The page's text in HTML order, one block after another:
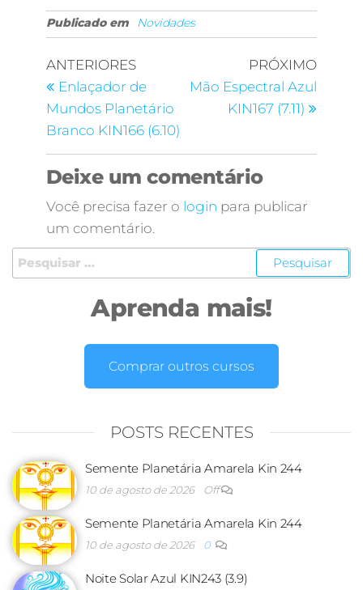
Publicado em Novidades
ANTERIORES
Enlaçador de
Mundos Planetário
Branco KIN166 (6.10)
PRÓXIMO
Mão Espectral Azul
KIN167 (7.11)
Deixe um comentário
Você precisa fazer o login para publicar
um comentário.
Aprenda mais!
Comprar outros cursos
POSTS RECENTES
Semente Planetária Amarela Kin 244
10 de agosto de 2026 Off
Semente Planetária Amarela Kin 244
10 de agosto de 2026 0
Noite Solar Azul KIN243 (3.9)